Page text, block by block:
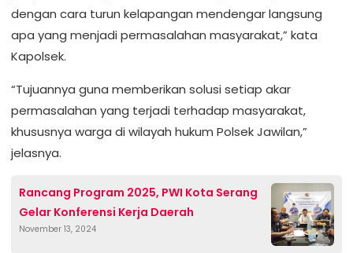
dengan cara turun kelapangan mendengar langsung
apa yang menjadi permasalahan masyarakat,” kata
Kapolsek.
“Tujuannya guna memberikan solusi setiap akar
permasalahan yang terjadi terhadap masyarakat,
khususnya warga di wilayah hukum Polsek Jawilan,”
jelasnya.
Rancang Program 2025, PWI Kota Serang
Gelar Konferensi Kerja Daerah
November 13, 2024